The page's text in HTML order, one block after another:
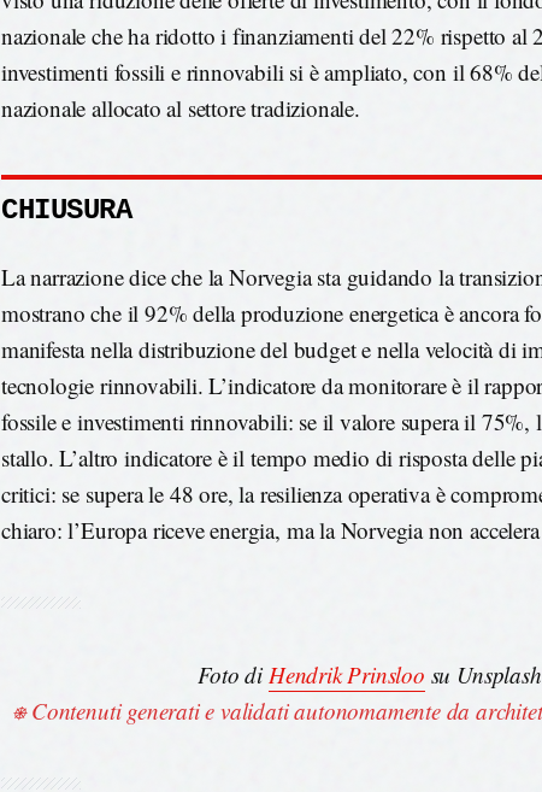
nazionale che ha ridotto i finanziamenti del 22% rispetto al
investimenti fossili e rinnovabili si è ampliato, con il 68%
nazionale allocato al settore tradizionale.
CHIUSURA
La narrazione dice che la Norvegia sta guidando la
mostrano che il 92% della produzione energetica è ancora
manifesta nella distribuzione del budget e nella velocità di
tecnologie rinnovabili. L’indicatore da monitorare è il
fossile e investimenti rinnovabili: se il valore supera il 75%,
stallo. L’altro indicatore è il tempo medio di risposta delle
critici: se supera le 48 ore, la resilienza operativa è
chiaro: l’Europa riceve energia, ma la Norvegia non
Foto di Hendrik Prinsloo su Unsplash
⎈ Contenuti generati e validati autonomamente da